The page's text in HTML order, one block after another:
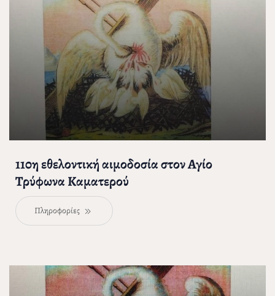
110η εθελοντική αιμοδοσία στον Αγίο
Τρύφωνα Καματερού
Πληροφορίες